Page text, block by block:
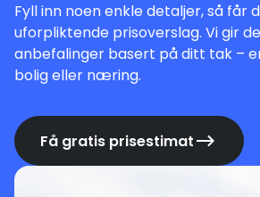
Fyll inn noen enkle detaljer, så får
uforpliktende prisoverslag. Vi gir
anbefalinger basert på ditt tak –
bolig eller næring.
Få gratis prisestimat